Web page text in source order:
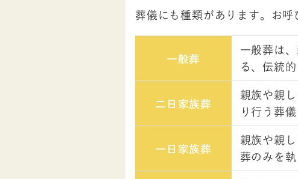
葬儀にも種類があります。お
一般葬
一般葬は
る、伝統
二日 家族葬
親族や親
り行う葬
一日 家族葬
親族や親
葬のみを